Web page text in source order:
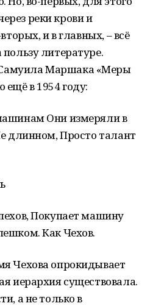
реки крови и
и в главных, – всё
литературе.
Маршака «Меры
ещё в 1954 году:
Они измеряли в
длинном, Просто талант
Покупает машину
Как Чехов.
Чехова опрокидывает
иерархия существовала.
а не только в